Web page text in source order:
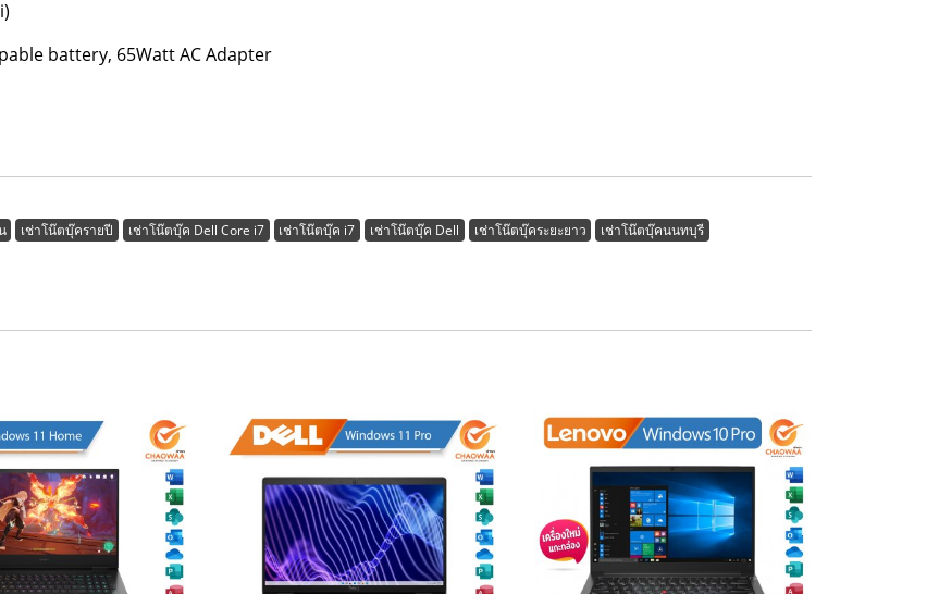
battery, 65Watt AC Adapter
เช่าโน๊ตบุ๊ครายปี เช่าโน๊ตบุ๊ค Dell Core i7 เช่าโน๊ตบุ๊ค i7 เช่าโน๊ตบุ๊ค Dell เช่าโน๊ตบุ๊คระยะยาว
เช่าโน๊ตบุ๊คนนทบุรี